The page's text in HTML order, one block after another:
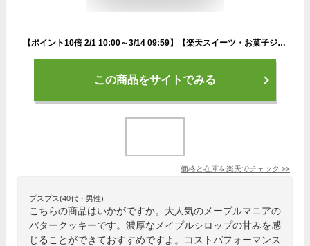
【ポイント10倍 2/1 10:00～3/14 09:59】【楽天スイーツ・お菓子ジャンル1位獲得！】メープルバタークッキー9枚入 ホワイトデー お菓子ザ・メープルマニア お菓子 ギフト 詰め合わせ 個包装 クッキー ラングドシャ 焼き菓子 洋菓子 プレゼント 内祝い お祝い お礼
この商品をサイトでみる
価格と在庫を楽天でチェック >>
プスプス(40代・男性)
こちらの商品はいかがですか。大人気のメープルマニアの
バタークッキーです。濃厚なメイプルシロップの甘みを感
じることができておすすめですよ。コストパフォーマンス